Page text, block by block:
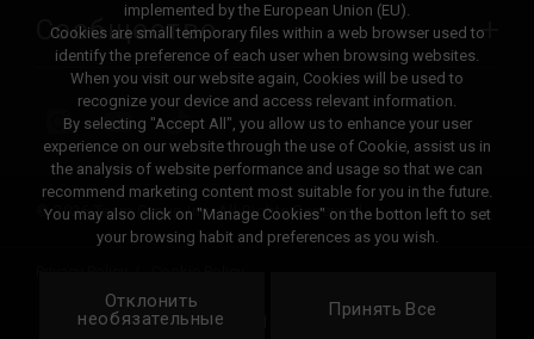
Сообщество
© 2026 Team Group Inc. All Rights Reserved.
Локация
United
implemented by the European Union (EU).
Cookies are small temporary files within a web browser used to
identify the preference of each user when browsing websites.
When you visit our website again, Cookies will be used to
recognize your device and access relevant information.
By selecting "Accept All", you allow us to enhance your user
experience on our website through the use of Cookie, assist us in
the analysis of website performance and usage so that we can
recommend marketing content most suitable for you in the future.
You may also click on "Manage Cookies" on the botton left to set
your browsing habit and preferences as you wish.
Отклонить
необязательные Принять Все